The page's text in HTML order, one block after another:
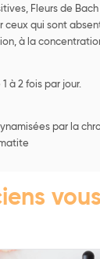
Fleurs de
qui sont
à la
à 2 fois par jour.
par la
vous